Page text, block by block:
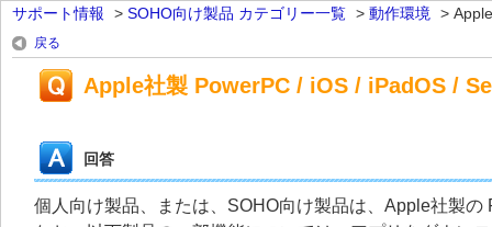
サポート情報 > SOHO向け製品 カテゴリー一覧 > 動作環境 >
戻る
Apple社製 PowerPC / iOS / iPadOS /
回答
個人向け製品、または、SOHO向け製品は、Apple社製